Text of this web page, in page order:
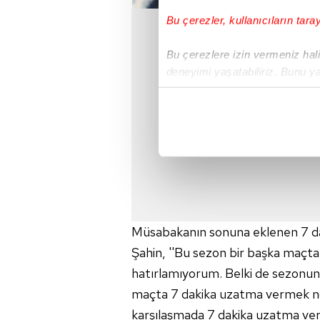
Bu çerezler, kullanıcıların
Bu çerezlere izin vermeniz
deneyimi yaşatabiliriz. Bunu
içerikleri sunabilmek adına
Her halükârda, kullanıcılar,
reklam/pazarlama
Çerezlere ilişkin tercihlerinizi
butonuna tıklayabilir, Çerez
6698 sayılı Kişisel Verilerin
Müsabakanın sonuna eklenen 7
Şahin, ''Bu sezon bir başka
hatırlamıyorum. Belki de
maçta 7 dakika uzatma vermek
karşılaşmada 7 dakika uzatma